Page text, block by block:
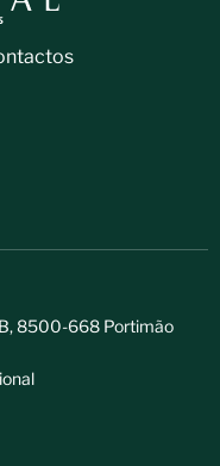
B, 8500-668 Portimão